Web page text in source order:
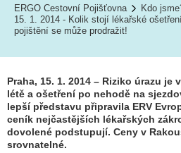
ERGO Cestovní Pojišťovna Kdo
15. 1. 2014 - Kolik stojí lékařské
pojištění se může prodražit!
Praha, 15. 1. 2014 – Riziko úrazu je
létě a ošetření po nehodě na
lepší představu připravila ERV
ceník nejčastějších lékařských
dovolené podstupují. Ceny v
srovnatelné.